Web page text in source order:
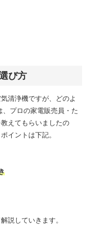
び方
清浄機ですが、どのよ
プロの家電販売員・た
えてもらいましたの
イントは下記。
説していきます。